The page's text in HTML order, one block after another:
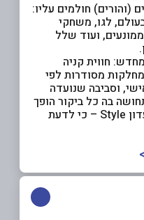
חולמים עליו:
לגו, משחקי
ועוד שלל
חווית קניה
מסודרות לפי
וסביבה שנועדה
בה כל ביקור הופך
לחוויה בלתי נשכחת לחברי מועדון Style – כי לדעת